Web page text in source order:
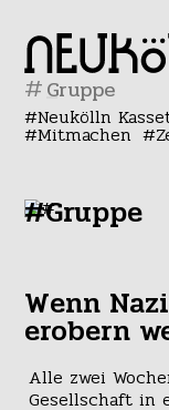
#
Neukölln
Mitmachen
#Gruppe
Wenn
erobern
Alle zwei
Gesellschaft in